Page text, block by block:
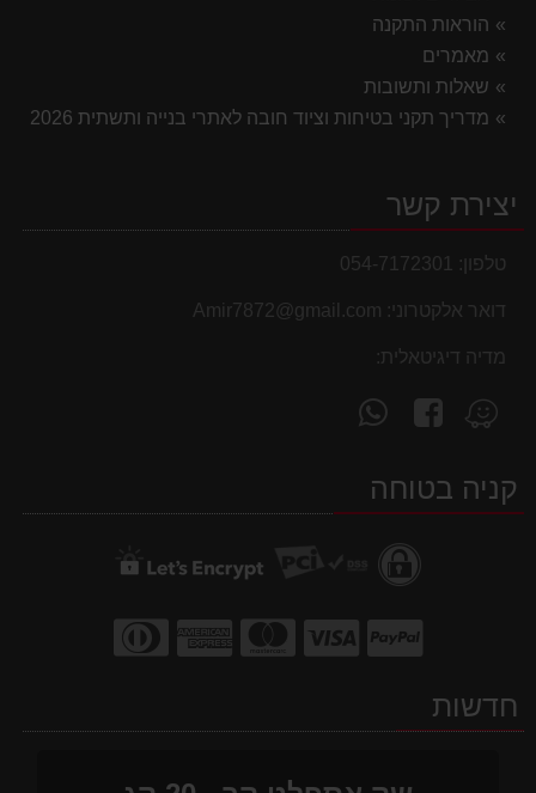
הוראות התקנה
מאמרים
שאלות ותשובות
מדריך תקני בטיחות וציוד חובה לאתרי בנייה ותשתית 2026
יצירת קשר
טלפון: 054-7172301
דואר אלקטרוני: Amir7872@gmail.com
מדיה דיגיטאלית:
מצא
אותנו
Waze
עקוב
אחרינו
facebookקניה בטוחה
חדשות